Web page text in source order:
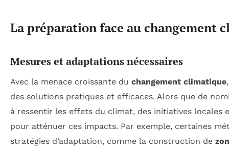
La préparation face au changement
Mesures et adaptations nécessaires
Avec la menace croissante du changement climatique
des solutions pratiques et efficaces. Alors que de
à ressentir les effets du climat, des initiatives locales
pour atténuer ces impacts. Par exemple, certaines
stratégies d’adaptation, comme la construction de